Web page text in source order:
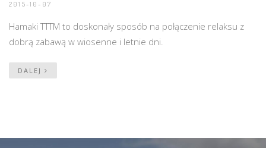
2015-10-07
Hamaki TTTM to doskonały sposób na połączenie relaksu z
dobrą zabawą w wiosenne i letnie dni.
DALEJ